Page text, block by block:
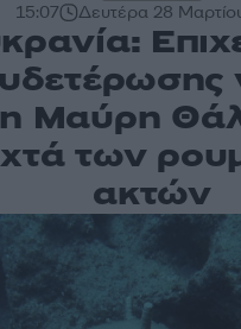
15:07 Δευτέρα 28
Μαύρη
των
ακτών